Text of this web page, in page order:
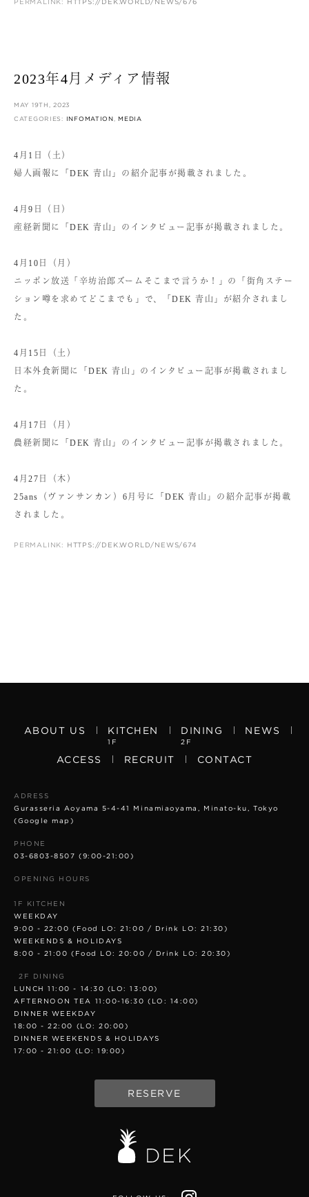
2023年4月メディア情報
MAY 19TH, 2023
CATEGORIES: INFOMATION ,MEDIA
4月1日（土）
婦人画報に「DEK 青山」の紹介記事が掲載されました。
4月9日（日）
産経新聞に「DEK 青山」のインタビュー記事が掲載されました。
4月10日（月）
ニッポン放送「辛坊治郎ズームそこまで言うか！」の「街角ステー
ション噂を求めてどこまでも」で、「DEK 青山」が紹介されまし
た。
4月15日（土）
日本外食新聞に「DEK 青山」のインタビュー記事が掲載されまし
た。
4月17日（月）
農経新聞に「DEK 青山」のインタビュー記事が掲載されました。
4月27日（木）
25ans（ヴァンサンカン）6月号に「DEK 青山」の紹介記事が掲載
されました。
PERMALINK: HTTPS://DEK.WORLD/NEWS/674
ABOUT US KITCHEN
1F
DINING
2F
NEWS
ACCESS RECRUIT CONTACT
ADRESS
Gurasseria Aoyama 5-4-41 Minamiaoyama, Minato-ku, Tokyo
(Google map)
PHONE
03-6803-8507 (9:00-21:00)
OPENING HOURS
1F KITCHEN
WEEKDAY
9:00 - 22:00 (Food LO: 21:00 / Drink LO: 21:30)
WEEKENDS & HOLIDAYS
8:00 - 21:00 (Food LO: 20:00 / Drink LO: 20:30)
2F DINING
LUNCH 11:00 - 14:30 (LO: 13:00)
AFTERNOON TEA 11:00-16:30 (LO: 14:00)
DINNER WEEKDAY
18:00 - 22:00 (LO: 20:00)
DINNER WEEKENDS & HOLIDAYS
17:00 - 21:00 (LO: 19:00)
RESERVE